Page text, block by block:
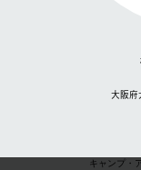
大阪府
キャンプ・